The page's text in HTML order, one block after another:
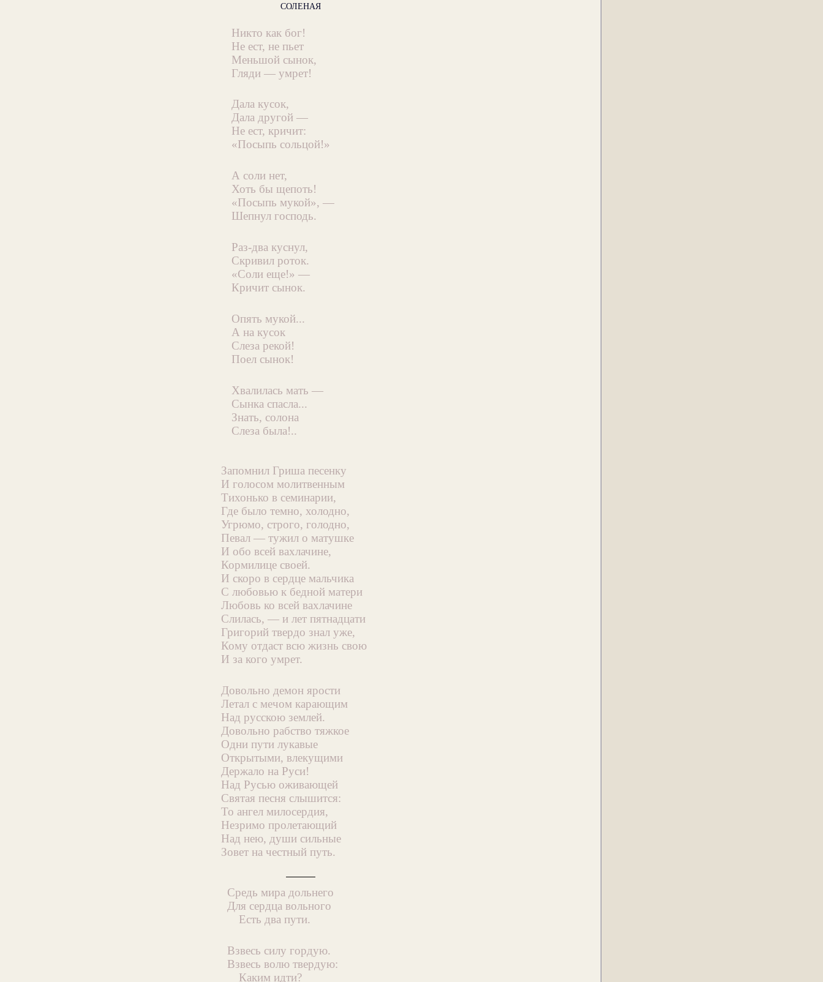
СОЛЕНАЯ
Никто как бог!
Не ест, не пьет
Меньшой сынок,
Гляди — умрет!
Дала кусок,
Дала другой —
Не ест, кричит:
«Посыпь сольцой!»
А соли нет,
Хоть бы щепоть!
«Посыпь мукой», —
Шепнул господь.
Раз-два куснул,
Скривил роток.
«Соли еще!» —
Кричит сынок.
Опять мукой...
А на кусок
Слеза рекой!
Поел сынок!
Хвалилась мать —
Сынка спасла...
Знать, солона
Слеза была!..
Запомнил Гриша песенку
И голосом молитвенным
Тихонько в семинарии,
Где было темно, холодно,
Угрюмо, строго, голодно,
Певал — тужил о матушке
И обо всей вахлачине,
Кормилице своей.
И скоро в сердце мальчика
С любовью к бедной матери
Любовь ко всей вахлачине
Слилась, — и лет пятнадцати
Григорий твердо знал уже,
Кому отдаст всю жизнь свою
И за кого умрет.
Довольно демон ярости
Летал с мечом карающим
Над русскою землей.
Довольно рабство тяжкое
Одни пути лукавые
Открытыми, влекущими
Держало на Руси!
Над Русью оживающей
Святая песня слышится:
То ангел милосердия,
Незримо пролетающий
Над нею, души сильные
Зовет на честный путь.
Средь мира дольнего
Для сердца вольного
Есть два пути.
Взвесь силу гордую.
Взвесь волю твердую:
Каким идти?